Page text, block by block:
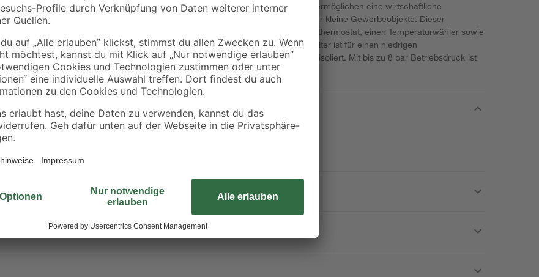
Behälter. Direkt beheizte Warmwasserspeicher ermöglichen eine wirtschaftliche
Warmwasserbereitung für Einfamilienhäuser oder kleine Gewerbeobjekte. Dieser
Wandspeicher verfügt über ein Präzisionskolbenthermostat, einen Temperaturwähler sowie
ein Thermometer. Der titanemaillierte Innenbehälter ist für einen niedrigen
Bereitschaftsenergieverbrauch besonders stark isoliert. Mit bis zu 8 bar Betriebsdruck ist
der Warmwasserspeicher belastbar.